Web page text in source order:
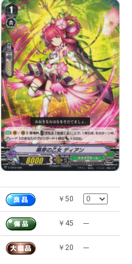
￥50
￥45 ---
￥20 ---